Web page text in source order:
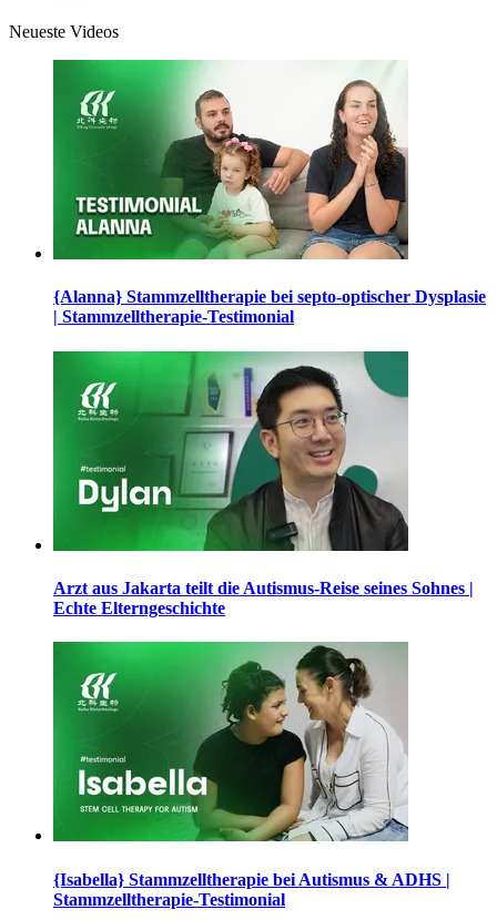
Neueste Videos
{Alanna} Stammzelltherapie bei septo-optischer Dysplasie
| Stammzelltherapie-Testimonial
Arzt aus Jakarta teilt die Autismus-Reise seines Sohnes |
Echte Elterngeschichte
{Isabella} Stammzelltherapie bei Autismus & ADHS |
Stammzelltherapie-Testimonial